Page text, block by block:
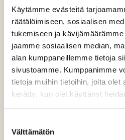
Käytämme evästeitä
räätälöimiseen, sosiaalisen
tukemiseen ja
jaamme sosiaalisen median,
alan kumppaneillemme tietoja
sivustoamme. Kumppanimme
tietoja muihin tietoihin, joita olet
kerätty, kun olet käyttänyt
valinta
Välttämätön
Välimeren gouda-juustoa,
2 dl
vesimelonia, kuutioituna
1
kurkku, pilkottuna
1 dl
rucolaa
1/4 dl
tuoretta basilikaa, silputtuna